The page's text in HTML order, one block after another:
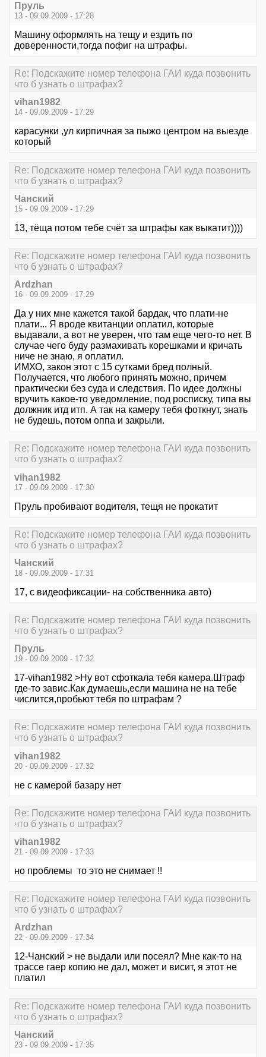
Пруль
13 - 09.09.2009 - 17:28
Машину оформлять на тещу и ездить по
доверенности,тогда пофиг на штрафы.
Re: Подскажите номер телефона ГАИ куда позвонить
что б узнать о штрафах?
vihan1982
14 - 09.09.2009 - 17:29
карасунки ,ул кирпичная за пыжо центром на выезде
который
Re: Подскажите номер телефона ГАИ куда позвонить
что б узнать о штрафах?
Чанский
15 - 09.09.2009 - 17:29
13, тёща потом тебе счёт за штрафы как выкатит))))
Re: Подскажите номер телефона ГАИ куда позвонить
что б узнать о штрафах?
Ardzhan
16 - 09.09.2009 - 17:29
Да у них мне кажется такой бардак, что плати-не
плати... Я вроде квитанции оплатил, которые
выдавали, а вот не уверен, что там еще чего-то нет. В
случае чего буду размахивать корешками и кричать
ниче не знаю, я оплатил.
ИМХО, закон этот с 15 сутками бред полный.
Получается, что любого принять можно, причем
практически без суда и следствия. По идее должны
вручить какое-то уведомление, под росписку, типа вы
должник итд итп. А так на камеру тебя фоткнут, знать
не будешь, потом оппа и закрыли.
Re: Подскажите номер телефона ГАИ куда позвонить
что б узнать о штрафах?
vihan1982
17 - 09.09.2009 - 17:30
Пруль пробивают водителя, тещя не прокатит
Re: Подскажите номер телефона ГАИ куда позвонить
что б узнать о штрафах?
Чанский
18 - 09.09.2009 - 17:31
17, с видеофиксации- на собственника авто)
Re: Подскажите номер телефона ГАИ куда позвонить
что б узнать о штрафах?
Пруль
19 - 09.09.2009 - 17:32
17-vihan1982 >Ну вот сфоткала тебя камера.Штраф
где-то завис.Как думаешь,если машина не на тебе
числится,пробьют тебя по штрафам ?
Re: Подскажите номер телефона ГАИ куда позвонить
что б узнать о штрафах?
vihan1982
20 - 09.09.2009 - 17:32
не с камерой базару нет
Re: Подскажите номер телефона ГАИ куда позвонить
что б узнать о штрафах?
vihan1982
21 - 09.09.2009 - 17:33
но проблемы то это не снимает !!
Re: Подскажите номер телефона ГАИ куда позвонить
что б узнать о штрафах?
Ardzhan
22 - 09.09.2009 - 17:34
12-Чанский > не выдали или посеял? Мне как-то на
трассе гаер копию не дал, может и висит, я этот не
платил
Re: Подскажите номер телефона ГАИ куда позвонить
что б узнать о штрафах?
Чанский
23 - 09.09.2009 - 17:35